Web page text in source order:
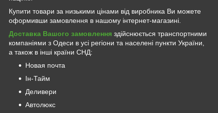
Купити товари за низькими цінами від виробника Ви можете
оформивши замовлення в нашому інтернет-магазині.
Доставка Вашого замовлення здійснюється транспортними
компаніями з Одеси в усі регіони та населені пункти України,
а також в інші країни СНД:
Новая почта
Ін-Тайм
Деливери
Автолюкс